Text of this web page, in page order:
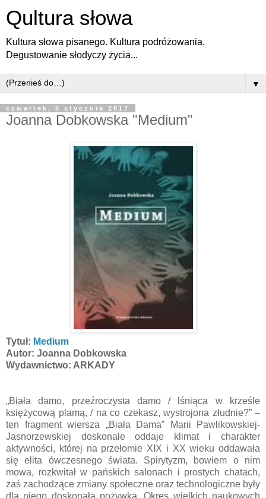
Qultura słowa
Kultura słowa pisanego. Kultura podróżowania.
Degustowanie słodyczy życia...
▼
czwartek, 5 stycznia 2017
Joanna Dobkowska "Medium"
Tytuł: Medium
Autor: Joanna Dobkowska
Wydawnictwo: ARKADY
„Biała damo, przeźroczysta damo / lśniąca w krześle
księżycową plamą, / na co czekasz, wystrojona złudnie?” –
ten fragment wiersza „Biała Dama” Marii Pawlikowskiej-
Jasnorzewskiej doskonale oddaje klimat i charakter
aktywności, której na przełomie XIX i XX wieku oddawała
się elita ówczesnego świata. Spirytyzm, bowiem o nim
mowa, rozkwitał w pańskich salonach i prostych chatach,
zaś zachodzące zmiany społeczne oraz technologiczne były
dla niego doskonałą pożywką. Okres wielkich naukowych